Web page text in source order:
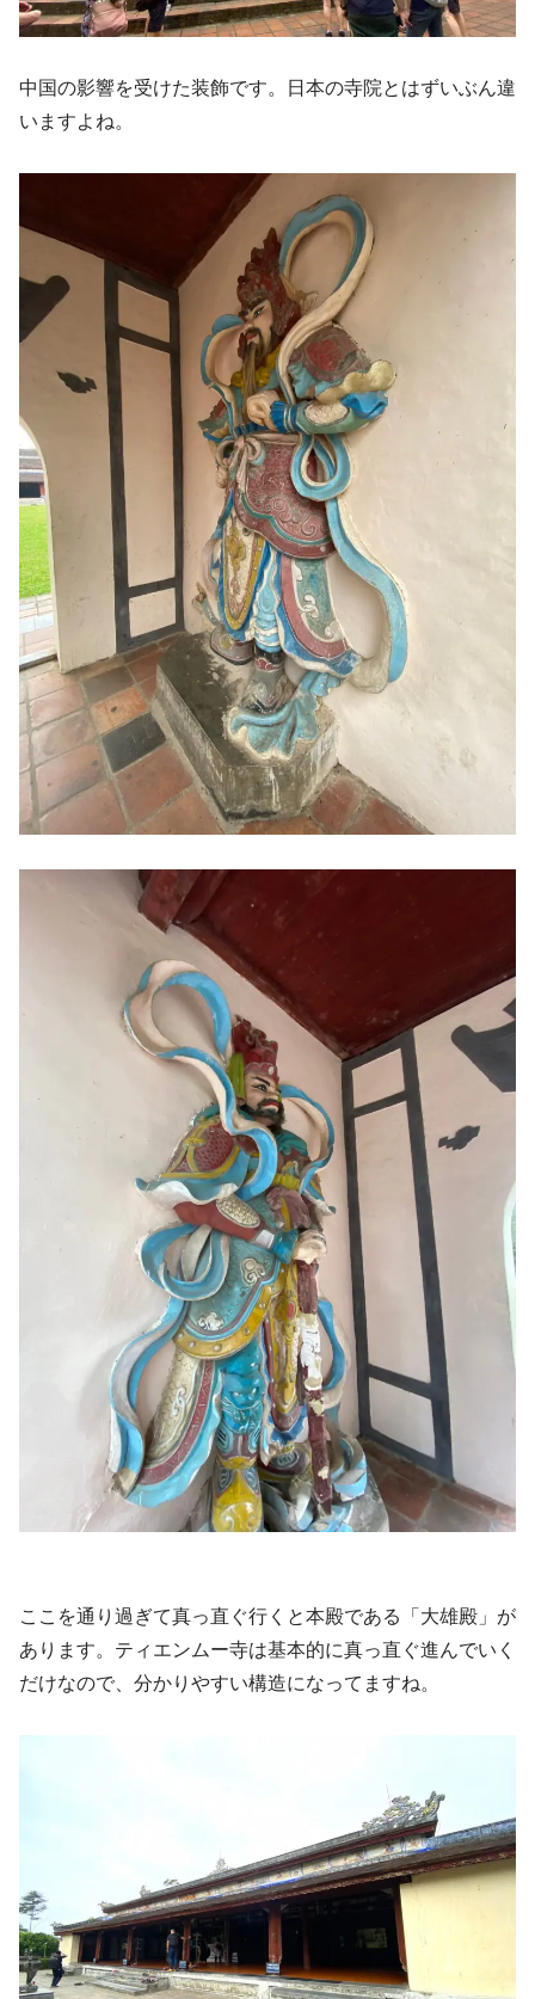
中国の影響を受けた装飾です。日本の寺院とはずいぶん違
いますよね。
ここを通り過ぎて真っ直ぐ行くと本殿である「大雄殿」が
あります。ティエンムー寺は基本的に真っ直ぐ進んでいく
だけなので、分かりやすい構造になってますね。